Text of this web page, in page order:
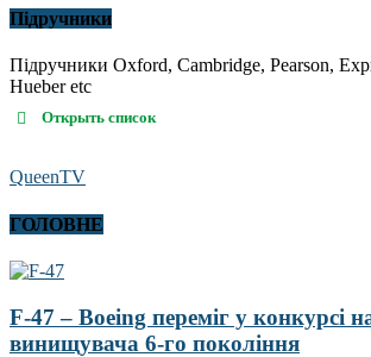
Підручники
Підручники Oxford, Cambridge, Pearson,
Hueber etc
Открыть список
QueenTV
ГОЛОВНЕ
F-47 – Boeing переміг у конкурсі
винищувача 6-го покоління